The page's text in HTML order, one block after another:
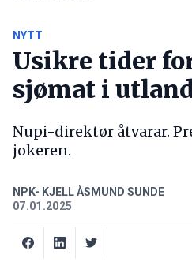
NYTT
Usikre tider
sjømat i
Nupi-direktør åtvarar.
jokeren.
NPK- KJELL ÅSMUND SUNDE
07.01.2025